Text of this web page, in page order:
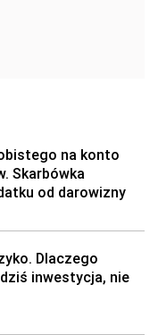
na konto
Skarbówka
od darowizny
Dlaczego
inwestycja, nie